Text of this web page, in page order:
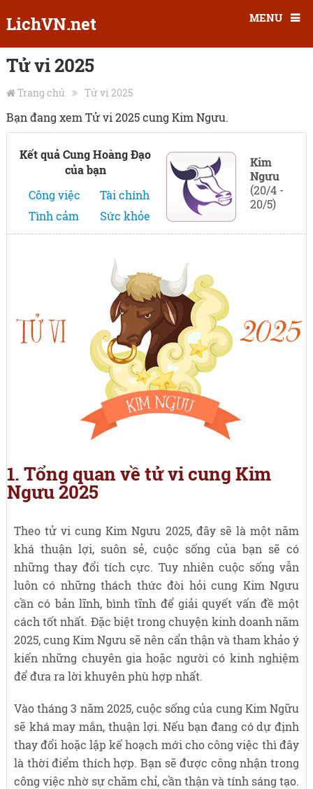
LichVN.net MENU
Tử vi 2025
Trang chủ Tử vi 2025
Bạn đang xem Tử vi 2025 cung Kim Ngưu.
Kết quả Cung Hoàng Đạo
của bạn
Công việc
Tài chính
Tình cảm
Sức khỏe
Kim
Ngưu
(20/4 -
20/5)
1. Tổng quan về tử vi cung Kim
Ngưu 2025
Theo tử vi cung Kim Ngưu 2025, đây sẽ là một năm
khá thuận lợi, suôn sẻ, cuộc sống của bạn sẽ có
những thay đổi tích cực. Tuy nhiên cuộc sống vẫn
luôn có những thách thức đòi hỏi cung Kim Ngưu
cần có bản lĩnh, bình tĩnh để giải quyết vấn đề một
cách tốt nhất. Đặc biệt trong chuyện kinh doanh năm
2025, cung Kim Ngưu sẽ nên cẩn thận và tham khảo ý
kiến những chuyên gia hoặc người có kinh nghiệm
để đưa ra lời khuyên phù hợp nhất.
Vào tháng 3 năm 2025, cuộc sống của cung Kim Ngữu
sẽ khá may mắn, thuận lợi. Nếu bạn đang có dự định
thay đổi hoặc lập kế hoạch mới cho công việc thì đây
là thời điểm thích hợp. Bạn sẽ được công nhận trong
công việc nhờ sự chăm chỉ, cần thận và tính sáng tạo.